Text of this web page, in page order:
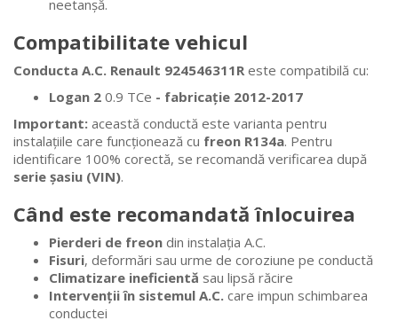
neetanșă.
Compatibilitate vehicul
Conducta A.C. Renault 924546311R este compatibilă cu:
Logan 2 0.9 TCe - fabricație 2012-2017
Important: această conductă este varianta pentru
instalațiile care funcționează cu freon R134a. Pentru
identificare 100% corectă, se recomandă verificarea după
serie șasiu (VIN).
Când este recomandată înlocuirea
Pierderi de freon din instalația A.C.
Fisuri, deformări sau urme de coroziune pe conductă
Climatizare ineficientă sau lipsă răcire
Intervenții în sistemul A.C. care impun schimbarea
conductei